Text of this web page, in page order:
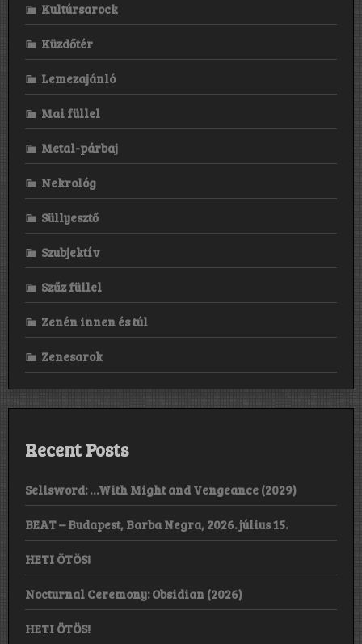
Kultúrsarock
Küzdőtér
Lemezajánló
Mai füllel
Metal-párbaj
Nekrológ
Süllyesztő
Szubjektív
Szűz füllel
Zenén innen és túl
Zenesarok
Recent Posts
Sellsword: …With Might and Vengeance (2029)
BEAT – Budapest, Barba Negra, 2026. július 15.
HETI ÖTÖS!
Nocturnal Ceremony: Obsidian (2026)
HETI ÖTÖS!